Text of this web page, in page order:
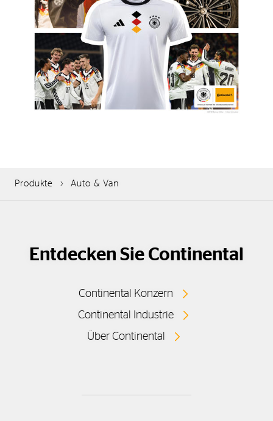
Produkte Auto & Van
Entdecken Sie Continental
Continental Konzern
Continental Industrie
Über Continental